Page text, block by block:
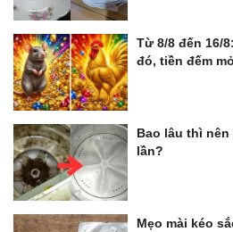
Từ 8/8 đến 16/
đó, tiền đếm
Bao lâu thì
lần?
Mẹo mài kéo